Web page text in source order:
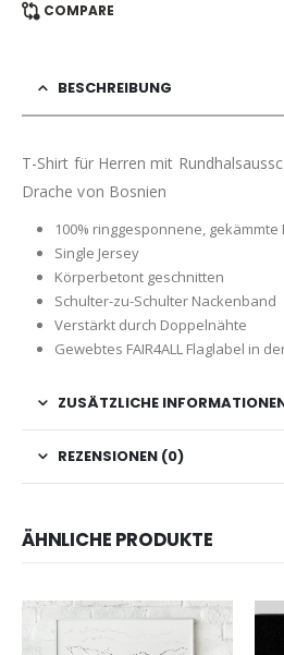
COMPARE
BESCHREIBUNG
T-Shirt für Herren mit
Drache von Bosnien
100% ringgesponnene, gekämmte
Single Jersey
Körperbetont geschnitten
Schulter-zu-Schulter Nackenband
Verstärkt durch Doppelnähte
Gewebtes FAIR4ALL Flaglabel in
ZUSÄTZLICHE
REZENSIONEN (0)
ÄHNLICHE PRODUKTE